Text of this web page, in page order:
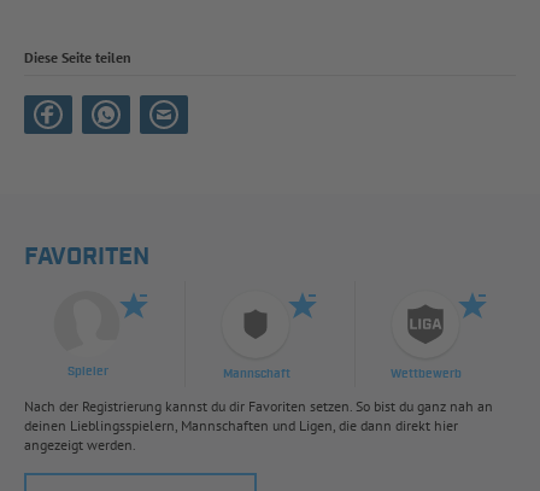
Diese Seite teilen
FAVORITEN
Spieler Mannschaft Wettbewerb
Nach der Registrierung kannst du dir Favoriten setzen. So bist du ganz nah an
deinen Lieblingsspielern, Mannschaften und Ligen, die dann direkt hier
angezeigt werden.